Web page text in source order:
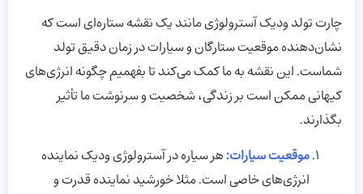
چارت تولد ودیک آسترولوژی مانند یک نقشه ستاره‌ای است که
نشان‌دهنده موقعیت ستارگان و سیارات در زمان دقیق تولد
شماست. این نقشه به ما کمک می‌کند تا بفهمیم چگونه انرژی‌های
کیهانی ممکن است بر زندگی، شخصیت و سرنوشت ما تأثیر
بگذارند.
موقعیت سیارات:هر سیاره در آسترولوژی ودیک نماینده
انرژی‌های خاصی است. مثلا خورشید نماینده قدرت و